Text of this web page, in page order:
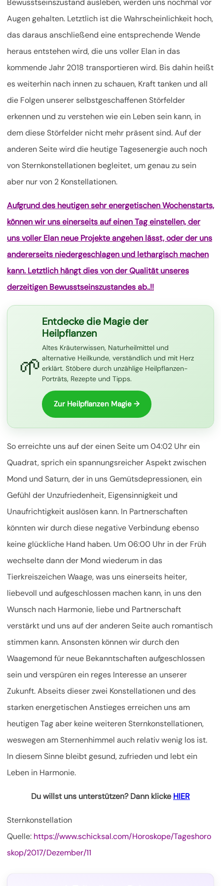
Bewusstseinszustand ausleben, werden uns nochmal vor
Augen gehalten. Letztlich ist die Wahrscheinlichkeit hoch,
das daraus anschließend eine entsprechende Wende
heraus entstehen wird, die uns voller Elan in das
kommende Jahr 2018 transportieren wird. Bis dahin heißt
es weiterhin nach innen zu schauen, Kraft tanken und all
die Folgen unserer selbstgeschaffenen Störfelder
erkennen und zu verstehen wie ein Leben sein kann, in
dem diese Störfelder nicht mehr präsent sind. Auf der
anderen Seite wird die heutige Tagesenergie auch noch
von Sternkonstellationen begleitet, um genau zu sein
aber nur von 2 Konstellationen.
Aufgrund des heutigen sehr energetischen Wochenstarts,
können wir uns einerseits auf einen Tag einstellen, der
uns voller Elan neue Projekte angehen lässt, oder der uns
andererseits niedergeschlagen und lethargisch machen
kann. Letztlich hängt dies von der Qualität unseres
derzeitigen Bewusstseinszustandes ab..!!
🌱
Entdecke die Magie der
Heilpflanzen
Altes Kräuterwissen, Naturheilmittel und
alternative Heilkunde, verständlich und mit Herz
erklärt. Stöbere durch unzählige Heilpflanzen-
Porträts, Rezepte und Tipps.
Zur Heilpflanzen Magie →
So erreichte uns auf der einen Seite um 04:02 Uhr ein
Quadrat, sprich ein spannungsreicher Aspekt zwischen
Mond und Saturn, der in uns Gemütsdepressionen, ein
Gefühl der Unzufriedenheit, Eigensinnigkeit und
Unaufrichtigkeit auslösen kann. In Partnerschaften
könnten wir durch diese negative Verbindung ebenso
keine glückliche Hand haben. Um 06:00 Uhr in der Früh
wechselte dann der Mond wiederum in das
Tierkreiszeichen Waage, was uns einerseits heiter,
liebevoll und aufgeschlossen machen kann, in uns den
Wunsch nach Harmonie, liebe und Partnerschaft
verstärkt und uns auf der anderen Seite auch romantisch
stimmen kann. Ansonsten können wir durch den
Waagemond für neue Bekanntschaften aufgeschlossen
sein und verspüren ein reges Interesse an unserer
Zukunft. Abseits dieser zwei Konstellationen und des
starken energetischen Anstieges erreichen uns am
heutigen Tag aber keine weiteren Sternkonstellationen,
weswegen am Sternenhimmel auch relativ wenig los ist.
In diesem Sinne bleibt gesund, zufrieden und lebt ein
Leben in Harmonie.
Du willst uns unterstützen? Dann klicke HIER
Sternkonstellation
Quelle: https://www.schicksal.com/Horoskope/Tageshoro
skop/2017/Dezember/11